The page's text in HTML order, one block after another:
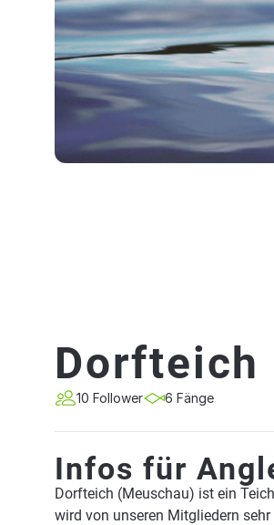
Dorfteich
10 Follower 6 Fänge
Infos für
Dorfteich (Meuschau) ist ein
wird von unseren Mitgliedern